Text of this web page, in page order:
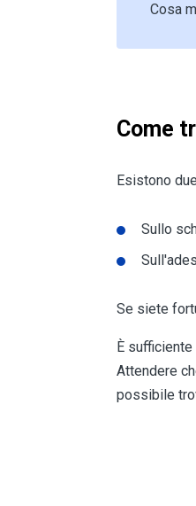
Cosa
Come
Esistono
Sullo
Se siete
È
Attendere
possibile